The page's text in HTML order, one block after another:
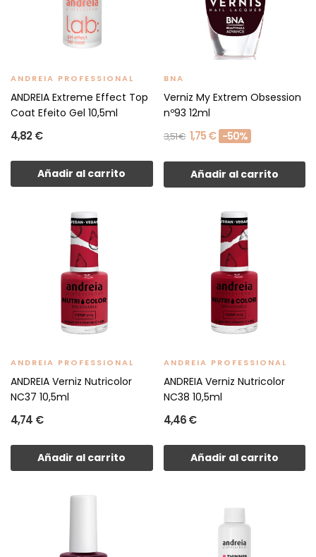
ANDREIA PROFESSIONAL
ANDREIA Extreme Effect Top
Coat Efeito Gel 10,5ml
4,82 €
Añadir al carrito
BNA
Verniz My Extrem Obsession
nº93 12ml
3,51 € 1,75 € -50%
Añadir al carrito
ANDREIA PROFESSIONAL
ANDREIA Verniz Nutricolor
NC37 10,5ml
4,74 €
Añadir al carrito
ANDREIA PROFESSIONAL
ANDREIA Verniz Nutricolor
NC38 10,5ml
4,46 €
Añadir al carrito